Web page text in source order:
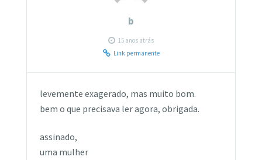
b
15 anos atrás
Link permanente
levemente exagerado, mas muito bom.
bem o que precisava ler agora, obrigada.
assinado,
uma mulher